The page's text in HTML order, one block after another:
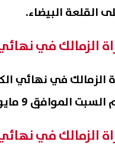
القلعة البيضاء.
في نهائي
في نهائي
الشهر المقبل على ملعب منافس الزمالك.
في نهائي